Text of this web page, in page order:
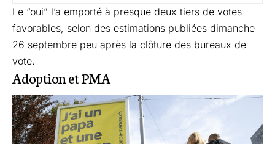
Le “oui” l’a emporté à presque deux tiers de votes
favorables, selon des estimations publiées dimanche
26 septembre peu après la clôture des bureaux de
vote.
Adoption et PMA